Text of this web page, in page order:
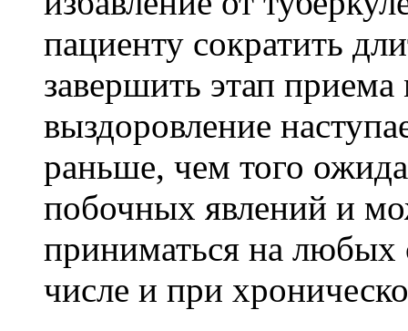
пациенту сократить
завершить этап
выздоровление
раньше, чем того
побочных явлений и
приниматься на любых
числе и при